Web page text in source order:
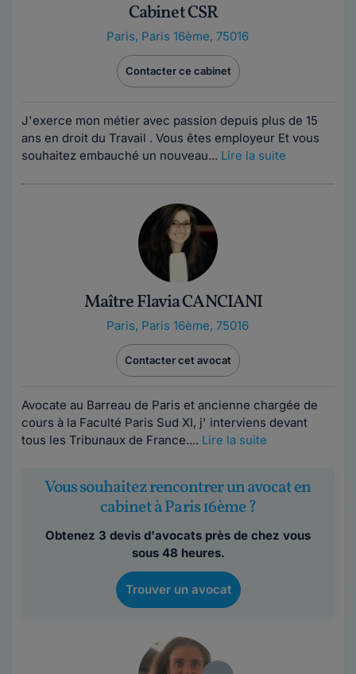
Cabinet CSR
Paris, Paris 16ème, 75016
Contacter ce cabinet
J'exerce mon métier avec passion depuis plus de 15
ans en droit du Travail . Vous êtes employeur Et vous
souhaitez embauché un nouveau... Lire la suite
Maître Flavia CANCIANI
Paris, Paris 16ème, 75016
Contacter cet avocat
Avocate au Barreau de Paris et ancienne chargée de
cours à la Faculté Paris Sud XI, j' interviens devant
tous les Tribunaux de France.... Lire la suite
Vous souhaitez rencontrer un avocat en
cabinet à Paris 16ème ?
Obtenez 3 devis d'avocats près de chez vous
sous 48 heures.
Trouver un avocat